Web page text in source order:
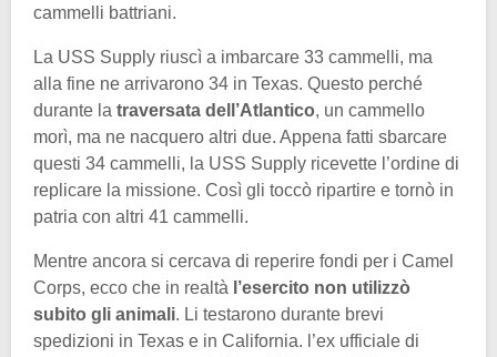
cammelli battriani.
La USS Supply riuscì a imbarcare 33 cammelli, ma
alla fine ne arrivarono 34 in Texas. Questo perché
durante la traversata dell’Atlantico, un cammello
morì, ma ne nacquero altri due. Appena fatti sbarcare
questi 34 cammelli, la USS Supply ricevette l’ordine di
replicare la missione. Così gli toccò ripartire e tornò in
patria con altri 41 cammelli.
Mentre ancora si cercava di reperire fondi per i Camel
Corps, ecco che in realtà l’esercito non utilizzò
subito gli animali. Li testarono durante brevi
spedizioni in Texas e in California. l’ex ufficiale di